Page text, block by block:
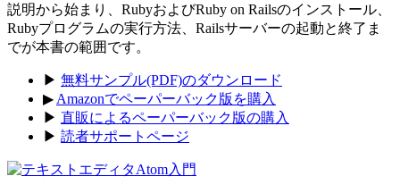
説明から始まり、RubyおよびRuby on Railsのインストール、
Rubyプログラムの実行方法、Railsサーバーの起動と終了ま
でが本書の範囲です。
▶ 無料サンプル(PDF)のダウンロード
▶ Amazonでペーパーバック版を購入
▶ 直販によるペーパーバック版の購入
▶ 読者サポートページ